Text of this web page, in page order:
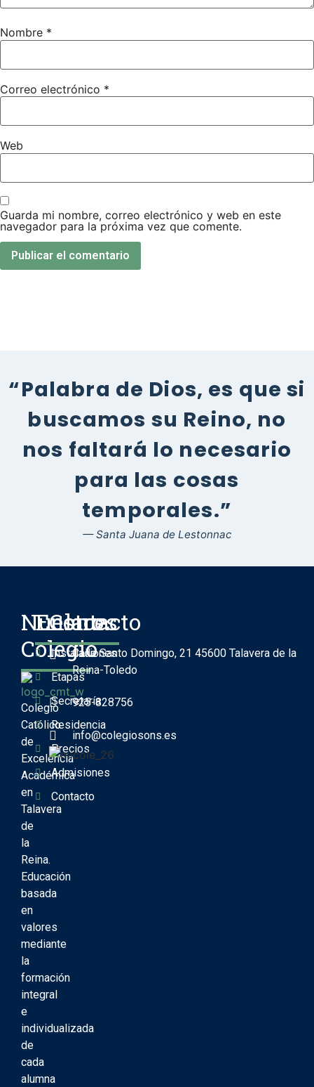
Nombre *
Correo electrónico *
Web
Guarda mi nombre, correo electrónico y web en este
navegador para la próxima vez que comente.
“Palabra de Dios, es que si
buscamos su Reino, no
nos faltará lo necesario
para las cosas
temporales.”
— Santa Juana de Lestonnac
Nuestro
Colegio
Colegio
Católico
de
Excelencia
Académica
en
Talavera
de
la
Reina.
Educación
basada
en
valores
mediante
la
formación
integral
e
individualizada
de
cada
alumna
Enlaces
Instalaciones
Etapas
Secretaría
Residencia
Precios
Admisiones
Contacto
Contacto
Calle Santo Domingo, 21 45600 Talavera de la
Reina-Toledo
925-828756
info@colegiosons.es